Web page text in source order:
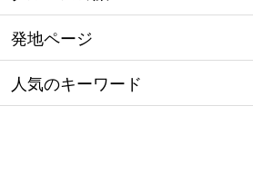
発地ページ
人気のキーワード